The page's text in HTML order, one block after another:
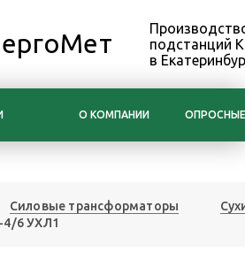
подстанций
в
О КОМПАНИИ
Силовые трансформаторы
6 УХЛ1